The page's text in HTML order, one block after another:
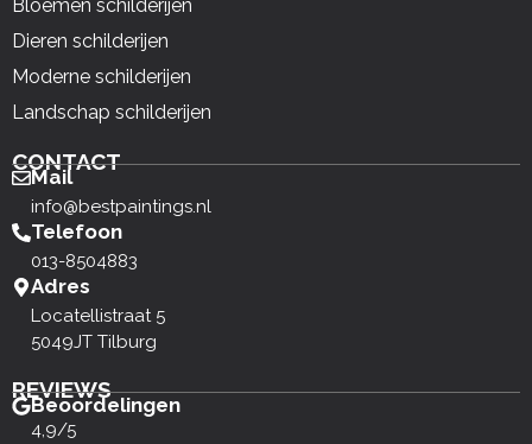
Bloemen schilderijen
Dieren schilderijen
Moderne schilderijen
Landschap schilderijen
CONTACT
Mail
info@bestpaintings.nl
Telefoon
013-8504883
Adres
Locatellistraat 5
5049JT Tilburg
REVIEWS
Beoordelingen
4,9/5